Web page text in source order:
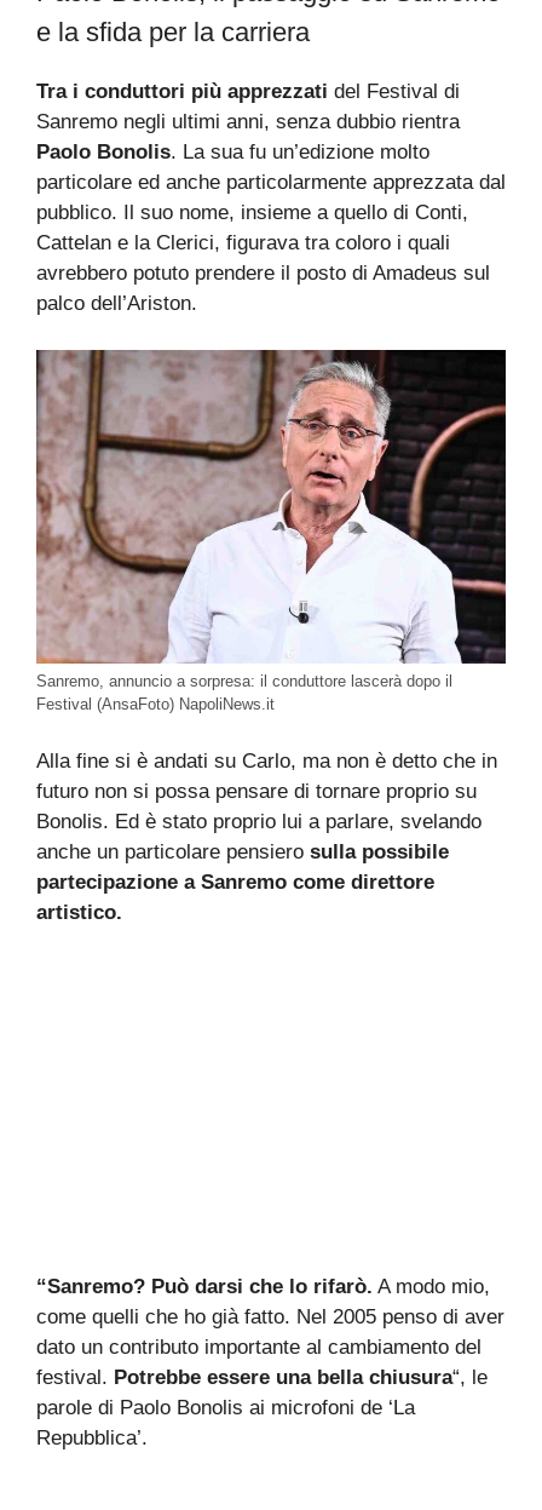
e la sfida per la carriera
Tra i conduttori più apprezzati del Festival di
Sanremo negli ultimi anni, senza dubbio rientra
Paolo Bonolis. La sua fu un’edizione molto
particolare ed anche particolarmente apprezzata dal
pubblico. Il suo nome, insieme a quello di Conti,
Cattelan e la Clerici, figurava tra coloro i quali
avrebbero potuto prendere il posto di Amadeus sul
palco dell’Ariston.
Sanremo, annuncio a sorpresa: il conduttore lascerà dopo il
Festival (AnsaFoto) NapoliNews.it
Alla fine si è andati su Carlo, ma non è detto che in
futuro non si possa pensare di tornare proprio su
Bonolis. Ed è stato proprio lui a parlare, svelando
anche un particolare pensiero sulla possibile
partecipazione a Sanremo come direttore
artistico.
“Sanremo? Può darsi che lo rifarò. A modo mio,
come quelli che ho già fatto. Nel 2005 penso di aver
dato un contributo importante al cambiamento del
festival. Potrebbe essere una bella chiusura“, le
parole di Paolo Bonolis ai microfoni de ‘La
Repubblica’.